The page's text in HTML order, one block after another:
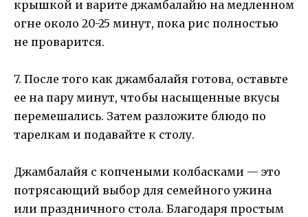
крышкой и варите джамбалайю на медленном
огне около 20-25 минут, пока рис полностью
не проварится.
7. После того как джамбалайя готова, оставьте
ее на пару минут, чтобы насыщенные вкусы
перемешались. Затем разложите блюдо по
тарелкам и подавайте к столу.
Джамбалайя с копчеными колбасками — это
потрясающий выбор для семейного ужина
или праздничного стола. Благодаря простым